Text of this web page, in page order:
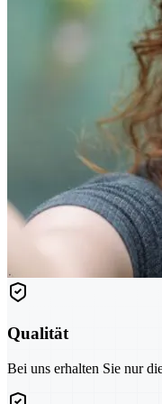
Qualität
Bei uns erhalten Sie nur